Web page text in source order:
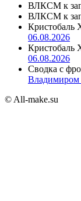
ВЛКСМ к
ВЛКСМ к
Кристобаль
06.08.2026
Кристобаль
06.08.2026
Сводка с
Владимиром
© All-make.su